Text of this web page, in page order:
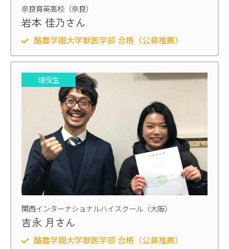
奈良育英高校（奈良）
岩本 佳乃さん
酪農学園大学獣医学部 合格（公募推薦）
現役生
関西インターナショナルハイスクール（大阪）
吉永 月さん
酪農学園大学獣医学部 合格（公募推薦）